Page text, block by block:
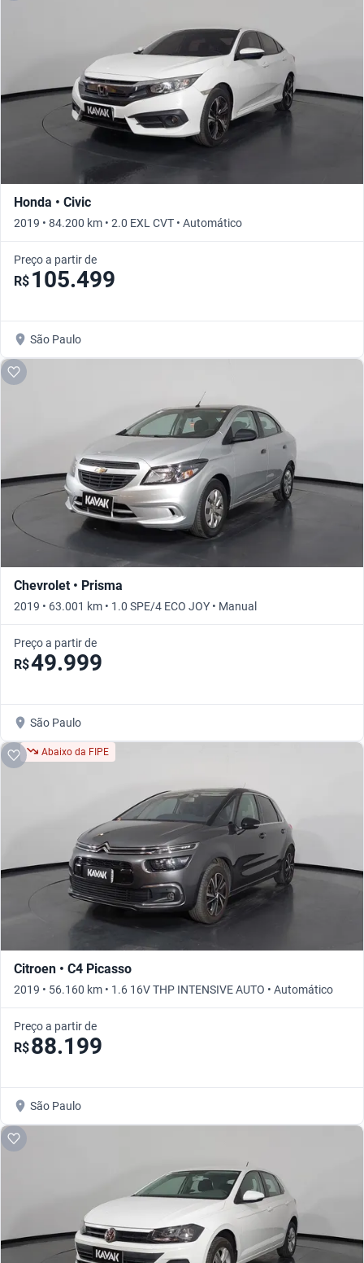
Honda • Civic
2019 • 84.200 km • 2.0 EXL CVT • Automático
Preço a partir de
R$ 105.499
São Paulo
Chevrolet • Prisma
2019 • 63.001 km • 1.0 SPE/4 ECO JOY • Manual
Preço a partir de
R$49.999
São Paulo
Abaixo da FIPE
Citroen • C4 Picasso
2019 • 56.160 km • 1.6 16V THP INTENSIVE AUTO • Automático
Preço a partir de
R$88.199
São Paulo